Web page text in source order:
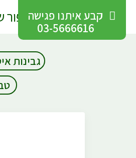
הסיפורקבע איתנו פגישה
03-5666616
גבינות